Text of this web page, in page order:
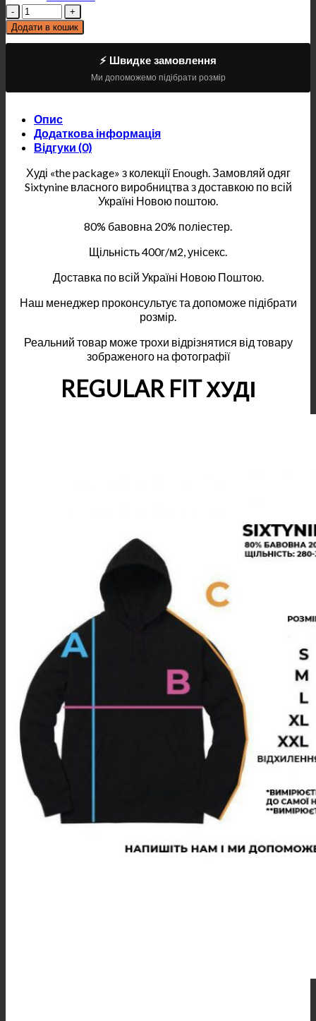
Кількість
Додати в кошик
⚡ Швидке замовлення
Ми допоможемо підібрати розмір
Опис
Додаткова інформація
Відгуки (0)
Худі «the package» з колекції Enough. Замовляй одяг
Sixtynine власного виробництва з доставкою по всій
Україні Новою поштою.
80% бавовна 20% поліестер.
Щільність 400г/м2, унісекс.
Доставка по всій Україні Новою Поштою.
Наш менеджер проконсультує та допоможе підібрати
розмір.
Реальний товар може трохи відрізнятися від товару
зображеного на фотографії
REGULAR FIT ХУДІ